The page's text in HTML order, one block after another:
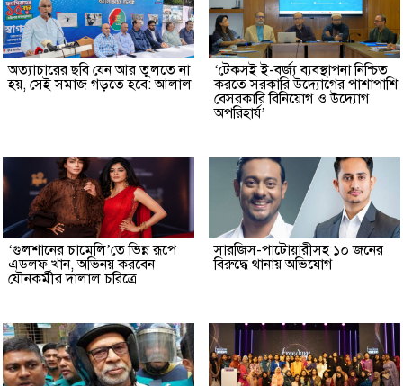
অত্যাচারের ছবি যেন আর তুলতে না
হয়, সেই সমাজ গড়তে হবে: আলাল
‘টেকসই ই-বর্জ্য ব্যবস্থাপনা নিশ্চিত
করতে সরকারি উদ্যোগের পাশাপাশি
বেসরকারি বিনিয়োগ ও উদ্যোগ
অপরিহার্য’
‘গুলশানের চামেলি’তে ভিন্ন রূপে
এডলফ খান, অভিনয় করবেন
যৌনকর্মীর দালাল চরিত্রে
সারজিস-পাটোয়ারীসহ ১০ জনের
বিরুদ্ধে থানায় অভিযোগ